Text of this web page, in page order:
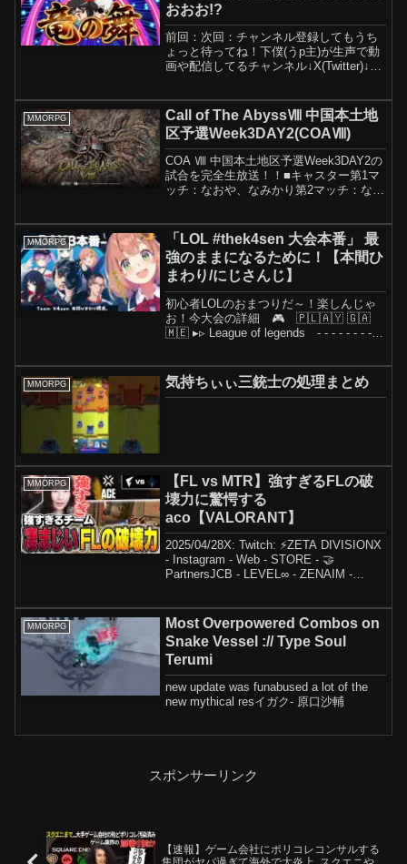
おおお!?
前回：次回：チャンネル登録してもうち
ょっと待ってね！下僕(うp主)が生声で動
画や配信してるチャンネル↓X(Twitter)↓★
悪い桃鉄再生リスト★ポケモンSV再生リ
スト...
MMORPG
Call of The AbyssⅧ 中国本土地
区予選Week3DAY2(COAⅧ)
COA Ⅷ 中国本土地区予選Week3DAY2の
試合を完全生放送！！■キャスター第1マ
ッチ：なおや、なみかり第2マッチ：なみ
~15:00​​：GG VS GW・...
MMORPG
「LOL #thek4sen 大会本番」 最
強のままになるために！【本間ひ
まわり/にじさんじ】
初心者LOLのおまつりだ～！楽しんじゃ
お！今大会の詳細 🎮 🇵‌🇱‌🇦‌🇾 🇬‌🇦‌
🇲‌🇪 ▸︎▹︎ League of legends - - - - - - - - -
MMORPG 気持ちぃぃ三銃士の処理まとめ
MMORPG
【FL vs MTR】強すぎるFLの破
壊力に驚愕する
aco【VALORANT】
2025/04/28X: Twitch: ⚡ZETA DIVISIONX
- Instagram - Web - STORE - 🤝
PartnersJCB - LEVEL∞ - ZENAIM -
MMORPG
Most Overpowered Combos on
Snake Vessel :// Type Soul
Terumi
new update was funabused a lot of the
new mythical resイガク- 原口沙輔
スポンサーリンク
【速報】ゲーム会社にポリコレコンサルする